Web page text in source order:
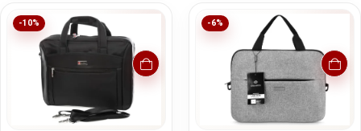
-10% -6%